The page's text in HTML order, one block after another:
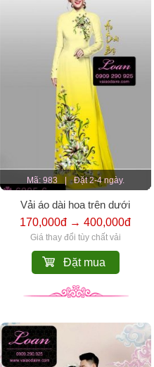
Mã: 983 Đặt 2-4 ngày.
Vải áo dài hoa trên dưới
170,000đ → 400,000đ
Giá thay đổi tùy chất vải
Đặt mua